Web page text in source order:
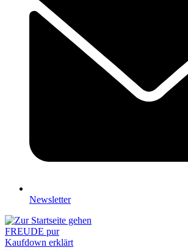
Newsletter
FREUDE pur
Kaufdown erklärt